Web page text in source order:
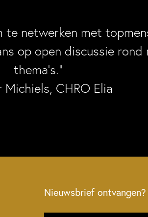
te netwerken met
op open discussie rond
thema’s.”
Michiels, CHRO Elia
Nieuwsbrief ontvangen?